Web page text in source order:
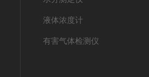
液体浓度计
有害气体检测仪